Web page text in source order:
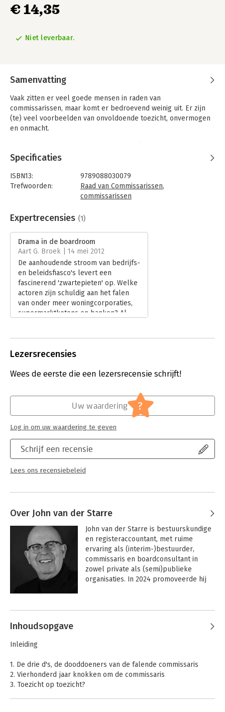
€ 14,35
Niet leverbaar.
Samenvatting
Vaak zitten er veel goede mensen in raden van
commissarissen, maar komt er bedroevend weinig uit. Er zijn
(te) veel voorbeelden van onvoldoende toezicht, onvermogen
en onmacht.
Nederlandse commissaris beschreven. Aan de hand van diverse
voorbeelden worden de problemen geschetst en aangegeven
waardoor het nogal eens misgaat. Duidelijk is dat alle wet- en
regelgeving uiteindelijk zinloos is als er geen rekening wordt
gehouden met de menselijke emotie. Dit boek beschrijft hoe
als op het toneel.
Specificaties
ISBN13:
9789088030079
Trefwoorden:
Raad van Commissarissen,
commissarissen
Bindwijze:
e-book
Bestandsformaat:
Aantal pagina's:
135
Uitgever:
Schuyt & Co / Fontaine Uitgevers
Druk:
1
Verschijningsdatum:
19-11-2019
Hoofdrubriek: Algemeen management
Expertrecensies (1)
Drama in de boardroom
Aart G. Broek | 14 mei 2012
De aanhoudende stroom van bedrijfs-
en beleidsfiasco's levert een
fascinerend 'zwartepieten' op. Welke
actoren zijn schuldig aan het falen
van onder meer woningcorporaties,
supermarktketens en banken? Al
een eindverantwoordelijkheid die
krijgt. In 'Drama in de boardroom'
Lees verder
Lezersrecensies
Wees de eerste die een lezersrecensie schrijft!
Schrijf een recensie
Lees ons recensiebeleid
Uw waardering ?
Log in om uw waardering te geven
Over John van der Starre
John van der Starre is bestuurskundige
en registeraccountant, met ruime
ervaring als (interim-)bestuurder,
commissaris en boardconsultant in
zowel private als (semi)publieke
organisaties. In 2024 promoveerde hij
toezicht en bestuur.
Andere boeken door John van der
Starre
Inhoudsopgave
Inleiding
1. De drie d's, de dooddoeners van de falende commissaris
2. Vierhonderd jaar knokken om de commissaris
3. Toezicht op toezicht?